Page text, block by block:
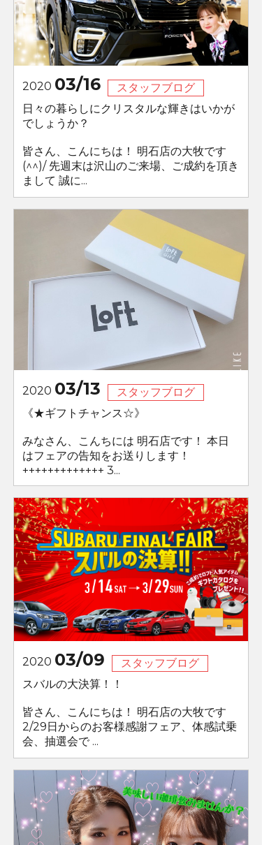
2020 03/16
スタッフブログ
日々の暮らしにクリスタルな輝きはいかが
でしょうか？
皆さん、こんにちは！ 明石店の大牧です
(^^)/ 先週末は沢山のご来場、ご成約を頂き
まして 誠に...
2020 03/13
スタッフブログ
《★ギフトチャンス☆》
みなさん、こんちには 明石店です！ 本日
はフェアの告知をお送りします！
+++++++++++++ 3...
2020 03/09
スタッフブログ
スバルの大決算！！
皆さん、こんにちは！ 明石店の大牧です
2/29日からのお客様感謝フェア、体感試乗
会、抽選会で ...